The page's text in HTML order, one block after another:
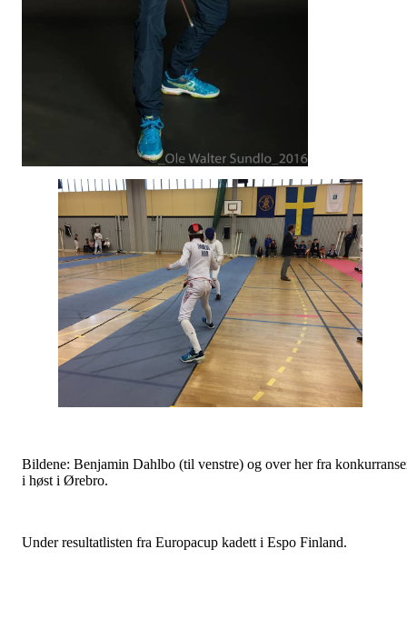
Bildene: Benjamin Dahlbo (til venstre) og over her fra
i høst i Ørebro.
Under resultatlisten fra Europacup kadett i Espo Finland.